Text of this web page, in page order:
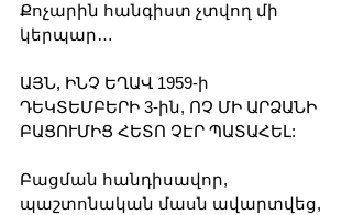
Քոչարին հանգիստ չտվող մի
կերպար…
ԱՅՆ, ԻՆՉ ԵՂԱՎ 1959-ի
ԴԵԿՏԵՄԲԵՐԻ 3-ին, ՈՉ ՄԻ ԱՐՁԱՆԻ
ԲԱՑՈՒՄԻՑ ՀԵՏՈ ՉԷՐ ՊԱՏԱՀԵԼ:
Բացման հանդիսավոր,
պաշտոնական մասն ավարտվեց,